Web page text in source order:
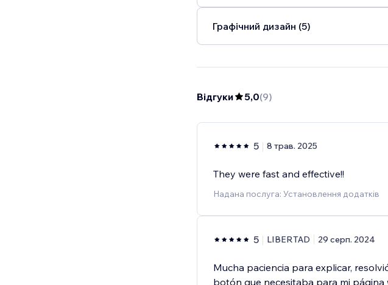
Графічний дизайн (5)
Відгуки 5,0(9)
5 8 трав. 2025
They were fast and effective!!
Надана послуга: Установлення додатків
5 LIBERTAD 29 серп. 2024
Mucha paciencia para explicar,
botón que necesitaba para mi página